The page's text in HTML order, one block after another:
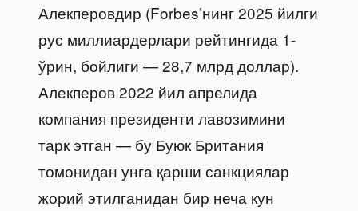
Алекперовдир (Forbes’нинг 2025 йилги
рус миллиардерлари рейтингида 1-
ўрин, бойлиги — 28,7 млрд доллар).
Алекперов 2022 йил апрелида
компания президенти лавозимини
тарк этган — бу Буюк Британия
томонидан унга қарши санкциялар
жорий этилганидан бир неча кун